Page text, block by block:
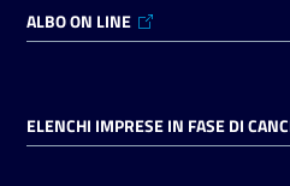
on line
ALBO ON LINE
ELENCHI IMPRESE IN FASE DI